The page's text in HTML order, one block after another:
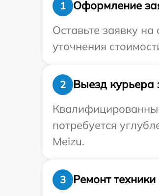
1
Оформление
Оставьте заявку
уточнения
2
Выезд курьера
потребуется
Meizu.
3
Ремонт техники